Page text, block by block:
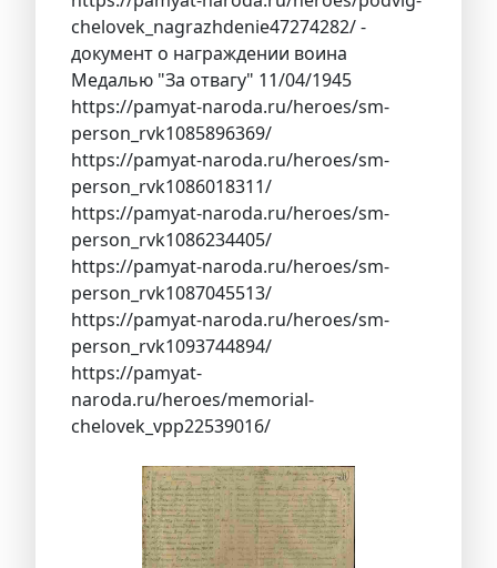
chelovek_nagrazhdenie47274282/ -
документ о награждении воина
Медалью "За отвагу" 11/04/1945
https://pamyat-naroda.ru/heroes/sm-
person_rvk1085896369/
https://pamyat-naroda.ru/heroes/sm-
person_rvk1086018311/
https://pamyat-naroda.ru/heroes/sm-
person_rvk1086234405/
https://pamyat-naroda.ru/heroes/sm-
person_rvk1087045513/
https://pamyat-naroda.ru/heroes/sm-
person_rvk1093744894/
https://pamyat-
naroda.ru/heroes/memorial-
chelovek_vpp22539016/